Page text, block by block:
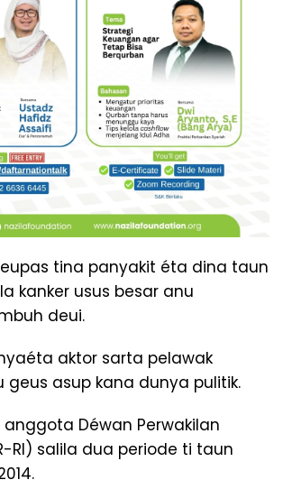
tina panyakit éta dina taun
kanker usus besar anu
deui.
aktor sarta pelawak
geus asup kana dunya pulitik.
Déwan Perwakilan
RI) salila dua periode ti taun